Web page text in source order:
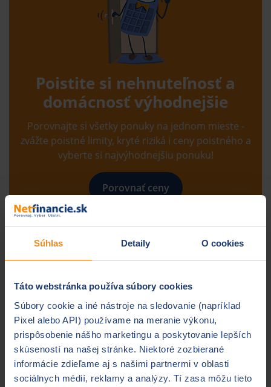
Súhlas Detaily O cookies
Táto webstránka používa súbory cookies
Súbory cookie a iné nástroje na sledovanie (napríklad
Pixel alebo API) používame na meranie výkonu,
prispôsobenie nášho marketingu a poskytovanie lepších
skúseností na našej stránke. Niektoré zozbierané
informácie zdieľame aj s našimi partnermi v oblasti
sociálnych médií, reklamy a analýzy. Tí zasa môžu tieto
Poistite si nehnuteľnosť a
domácnosť výhodnejšie
Porovnajte si všetky ponuky na jednom mieste -
zvážte poistné limity, kryté riziká i ceny poistného a
vyberte si najvýhodnejšiu ponuku!
Porovnať ceny
Čo určuje cenu poistenia
domu a domácnosti?
Poisťovne používajú segmentačné kritériá, na základe
ktorých vám počítajú výšku poistného. Nie všetky však
používajú rovnaké premenné a rovnaký princíp
uplatňovania, takže je možné vybrať si tú, ktorá vám
poskytne výhodnejšie podmienky. Vďaka porovnaniu
tak môžete aj napriek ich uplatneniu dosiahnuť úsporu
na poistení domu a domácnosti. Základné kritériá